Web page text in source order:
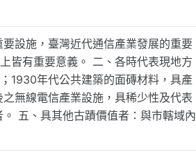
設施，臺灣近代通信產業發展的重要
皆有重要意義。 二、各時代表現地方
1930年代公共建築的面磚材料，具產
無線電信產業設施，具稀少性及代表
五、具其他古蹟價值者：與市轄域內